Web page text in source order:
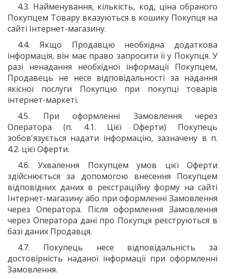
4.3. Найменування, кількість, код, ціна обраного
Покупцем Товару вказуються в кошику Покупця на
сайті Інтернет-магазину.
4.4. Якщо Продавцю необхідна додаткова
інформація, він має право запросити її у Покупця. У
разі ненадання необхідної інформації Покупцем,
Продавець не несе відповідальності за надання
якісної послуги Покупцю при покупці товарів
інтернет-маркеті.
4.5. При оформленні Замовлення через
Оператора (п. 4.1. Цієї Оферти) Покупець
зобов'язується надати інформацію, зазначену в п.
4.2. цієї Оферти.
4.6. Ухвалення Покупцем умов цієї Оферти
здійснюється за допомогою внесення Покупцем
відповідних даних в реєстраційну форму на сайті
Інтернет-магазину або при оформленні Замовлення
через Оператора. Після оформлення Замовлення
через Оператора дані про Покупця реєструються в
базі даних Продавця.
4.7. Покупець несе відповідальність за
достовірність наданої інформації при оформленні
Замовлення.